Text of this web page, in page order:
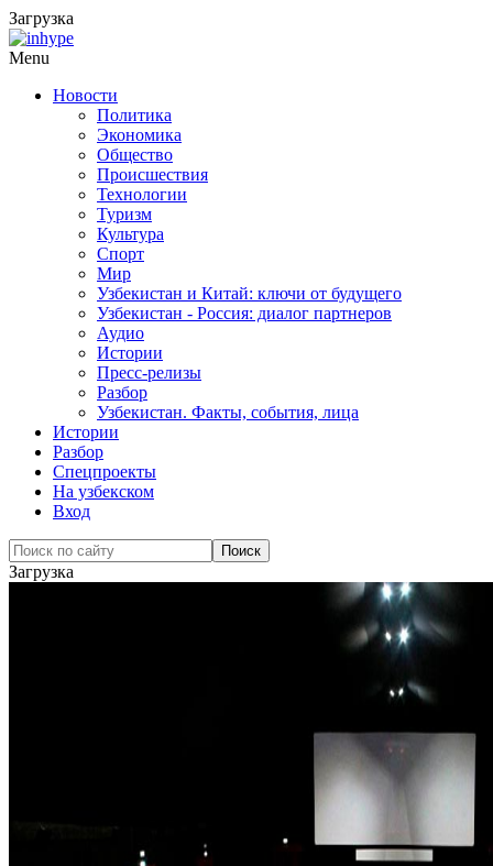
Загрузка
Menu
Новости
Политика
Экономика
Общество
Происшествия
Технологии
Туризм
Культура
Спорт
Мир
Узбекистан и Китай: ключи от будущего
Узбекистан - Россия: диалог партнеров
Аудио
Истории
Пресс-релизы
Разбор
Узбекистан. Факты, события, лица
Истории
Разбор
Спецпроекты
На узбекском
Вход
Загрузка